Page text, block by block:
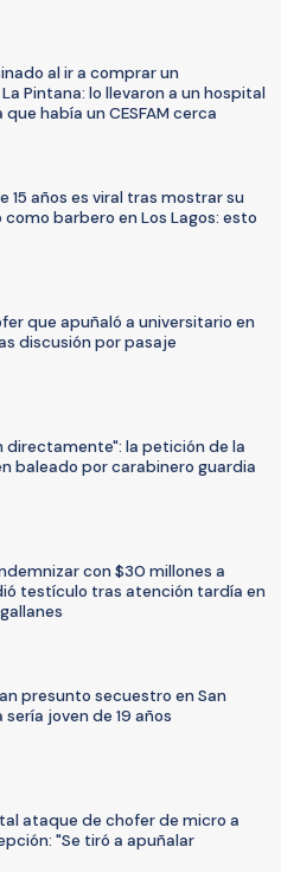
al ir a comprar un
Pintana: lo llevaron a un hospital
había un CESFAM cerca
15 años es viral tras mostrar su
barbero en Los Lagos: esto
que apuñaló a universitario en
discusión por pasaje
directamente": la petición de la
baleado por carabinero guardia
con $30 millones a
testículo tras atención tardía en
presunto secuestro en San
joven de 19 años
ataque de chofer de micro a
"Se tiró a apuñalar